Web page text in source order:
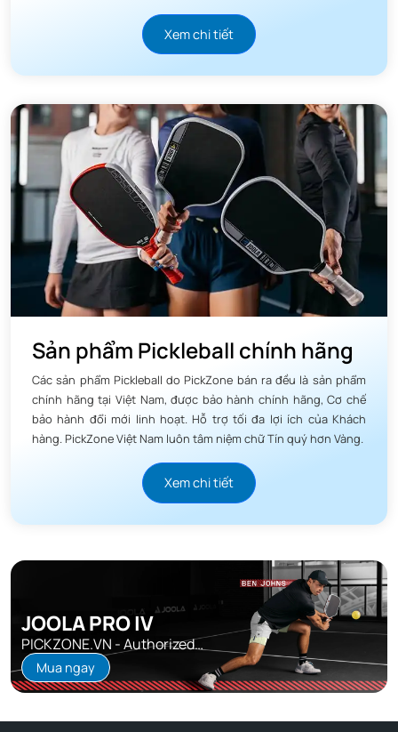
Xem chi tiết
Sản phẩm Pickleball chính hãng
Các sản phẩm Pickleball do PickZone bán ra đều là sản phẩm
chính hãng tại Việt Nam, được bảo hành chính hãng, Cơ chế
bảo hành đổi mới linh hoạt. Hỗ trợ tối đa lợi ích của Khách
hàng. PickZone Việt Nam luôn tâm niệm chữ Tín quý hơn Vàng.
Xem chi tiết
JOOLA PRO IV
PICKZONE.VN - Authorized
Distributor
Mua ngay